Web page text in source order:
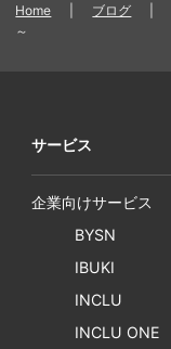
Home ブログ
～
サービス
企業向けサービス
BYSN
IBUKI
INCLU
INCLU ONE